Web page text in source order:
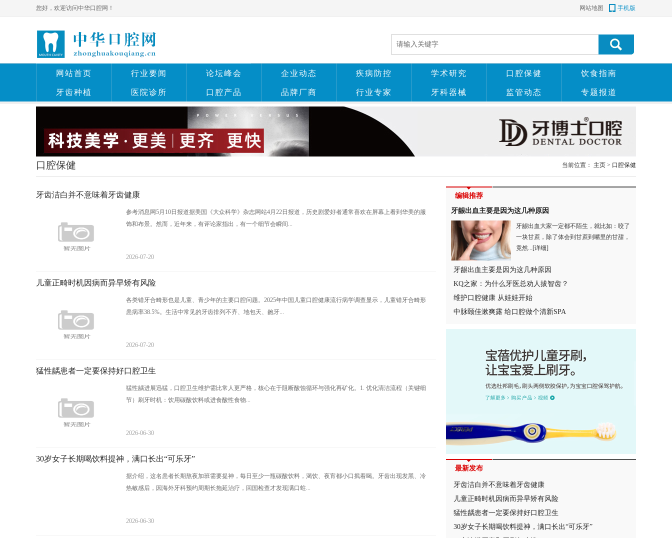
您好，欢迎访问中华口腔网！ 手机版
网站地图
网站首页 行业要闻 论坛峰会 企业动态 疾病防控 学术研究 口腔保健 饮食指南
牙齿种植 医院诊所 口腔产品 品牌厂商 行业专家 牙科器械 监管动态 专题报道
口腔保健 当前位置： 主页 > 口腔保健
牙齿洁白并不意味着牙齿健康
参考消息网5月10日报道据美国《大众科学》杂志网站4月22日报道，历史剧爱好者通常喜欢在屏幕上看到华美的服
饰和布景。然而，近年来，有评论家指出，有一个细节会瞬间...
2026-07-20
儿童正畸时机因病而异早矫有风险
各类错牙合畸形也是儿童、青少年的主要口腔问题。2025年中国儿童口腔健康流行病学调查显示，儿童错牙合畸形
患病率38.5%。生活中常见的牙齿排列不齐、地包天、龅牙...
2026-07-20
猛性龋患者一定要保持好口腔卫生
猛性龋进展迅猛，口腔卫生维护需比常人更严格，核心在于‌阻断酸蚀循环‌与‌强化再矿化‌。‌‌1. 优化清洁流程（关键细
节）‌刷牙时机‌：饮用碳酸饮料或进食酸性食物...
2026-06-30
30岁女子长期喝饮料提神，满口长出“可乐牙”
据介绍，这名患者长期熬夜加班需要提神，每日至少一瓶碳酸饮料，渴饮、夜宵都小口抿着喝。牙齿出现发黑、冷
热敏感后，因海外牙科预约周期长拖延治疗，回国检查才发现满口蛀...
2026-06-30
编辑推荐
牙龈出血主要是因为这几种原因
牙龈出血大家一定都不陌生，就比如：咬了
一块甘蔗，除了体会到甘蔗到嘴里的甘甜，
竟然...[详细]
牙龈出血主要是因为这几种原因
KQ之家：为什么牙医总劝人拔智齿？
维护口腔健康 从娃娃开始
中脉颐佳漱爽露 给口腔做个清新SPA
最新发布
牙齿洁白并不意味着牙齿健康
儿童正畸时机因病而异早矫有风险
猛性龋患者一定要保持好口腔卫生
30岁女子长期喝饮料提神，满口长出“可乐牙”